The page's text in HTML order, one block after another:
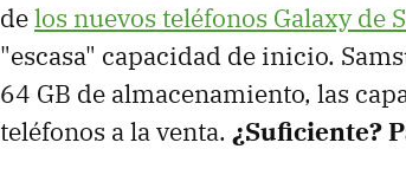
delos nuevos teléfonos Galaxy de
"escasa" capacidad de inicio.
64 GB de almacenamiento, las
teléfonos a la venta. ¿Suficiente?